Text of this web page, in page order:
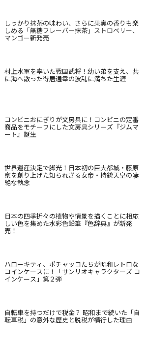
しっかり抹茶の味わい、さらに果実の香りも楽
しめる「無糖フレーバー抹茶」ストロベリー、
マンゴー新発売
村上水軍を率いた戦国武将！幼い弟を支え、共
に海へ散った得居通幸の波乱に満ちた生涯
コンビニおにぎりが文房具に！コンビニの定番
商品をモチーフにした文房具シリーズ『ジムマ
ート』誕生
世界遺産決定で脚光！日本初の巨大都城・藤原
京を創り上げた知られざる女帝・持統天皇の凄
絶な執念
日本の四季折々の植物や情景を描くことに相応
しい色を集めた水彩色鉛筆『色辞典』が新発
売！
ハローキティ、ポチャッコたちが昭和レトロな
コインケースに！「サンリオキャラクターズ コ
インケース」第２弾
自転車を持つだけで税金？ 昭和まで続いた「自
転車税」の意外な歴史と脱税が横行した理由